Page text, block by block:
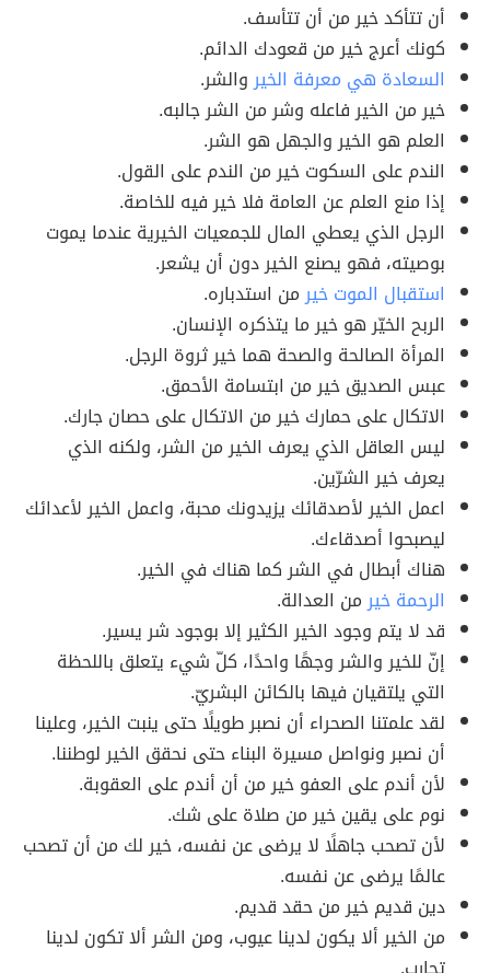
أن تتأكد خير من أن تتأسف.
كونك أعرج خير من قعودك الدائم.
السعادة هي معرفة الخيروالشر.
خير من الخير فاعله وشر من الشر جالبه.
العلم هو الخير والجهل هو الشر.
الندم على السكوت خير من الندم على القول.
إذا منع العلم عن العامة فلا خير فيه للخاصة.
الرجل الذي يعطي المال للجمعيات الخيرية عندما يموت
بوصيته، فهو يصنع الخير دون أن يشعر.
استقبال الموت خيرمن استدباره.
الربح الخيّر هو خير ما يتذكره الإنسان.
المرأة الصالحة والصحة هما خير ثروة الرجل.
عبس الصديق خير من ابتسامة الأحمق.
الاتكال على حمارك خير من الاتكال على حصان جارك.
ليس العاقل الذي يعرف الخير من الشر، ولكنه الذي
يعرف خير الشرّين.
اعمل الخير لأصدقائك يزيدونك محبة، واعمل الخير لأعدائك
ليصبحوا أصدقاءك.
هناك أبطال في الشر كما هناك في الخير.
الرحمة خيرمن العدالة.
قد لا يتم وجود الخير الكثير إلا بوجود شر يسير.
إنّ للخير والشر وجهًا واحدًا، كلّ شيء يتعلق باللحظة
التي يلتقيان فيها بالكائن البشريّ.
لقد علمتنا الصحراء أن نصبر طويلًا حتى ينبت الخير، وعلينا
أن نصبر ونواصل مسيرة البناء حتى نحقق الخير لوطننا.
لأن أندم على العفو خير من أن أندم على العقوبة.
نوم على يقين خير من صلاة على شك.
لأن تصحب جاهلًا لا يرضى عن نفسه، خير لك من أن تصحب
عالمًا يرضى عن نفسه.
دين قديم خير من حقد قديم.
من الخير ألا يكون لدينا عيوب، ومن الشر ألا تكون لدينا